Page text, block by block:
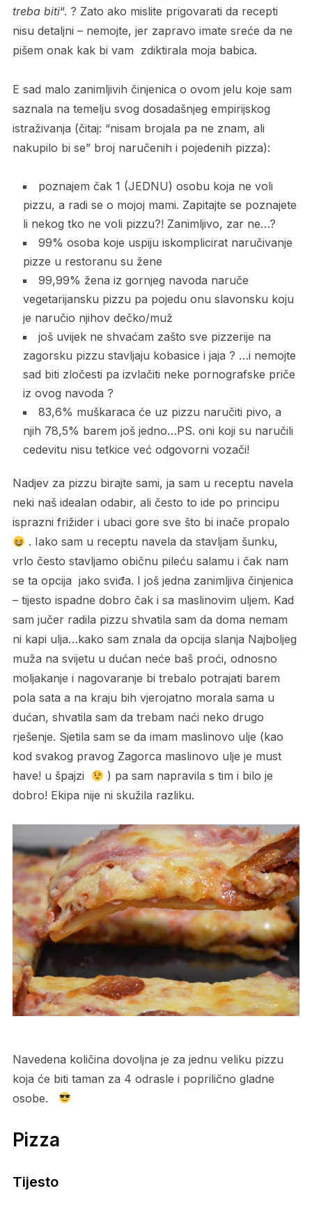
treba biti“. ? Zato ako mislite prigovarati da recepti
nisu detaljni – nemojte, jer zapravo imate sreće da ne
pišem onak kak bi vam zdiktirala moja babica.
E sad malo zanimljivih činjenica o ovom jelu koje sam
saznala na temelju svog dosadašnjeg empirijskog
istraživanja (čitaj: “nisam brojala pa ne znam, ali
nakupilo bi se” broj naručenih i pojedenih pizza):
poznajem čak 1 (JEDNU) osobu koja ne voli
pizzu, a radi se o mojoj mami. Zapitajte se poznajete
li nekog tko ne voli pizzu?! Zanimljivo, zar ne…?
99% osoba koje uspiju iskomplicirat naručivanje
pizze u restoranu su žene
99,99% žena iz gornjeg navoda naruče
vegetarijansku pizzu pa pojedu onu slavonsku koju
je naručio njihov dečko/muž
još uvijek ne shvaćam zašto sve pizzerije na
zagorsku pizzu stavljaju kobasice i jaja ? …i nemojte
sad biti zločesti pa izvlačiti neke pornografske priče
iz ovog navoda ?
83,6% muškaraca će uz pizzu naručiti pivo, a
njih 78,5% barem još jedno…PS. oni koji su naručili
cedevitu nisu tetkice već odgovorni vozači!
Nadjev za pizzu birajte sami, ja sam u receptu navela
neki naš idealan odabir, ali često to ide po principu
isprazni frižider i ubaci gore sve što bi inače propalo
. Iako sam u receptu navela da stavljam šunku,
vrlo često stavljamo običnu pileću salamu i čak nam
se ta opcija jako sviđa. I još jedna zanimljiva činjenica
– tijesto ispadne dobro čak i sa maslinovim uljem. Kad
sam jučer radila pizzu shvatila sam da doma nemam
ni kapi ulja…kako sam znala da opcija slanja Najboljeg
muža na svijetu u dućan neće baš proći, odnosno
moljakanje i nagovaranje bi trebalo potrajati barem
pola sata a na kraju bih vjerojatno morala sama u
dućan, shvatila sam da trebam naći neko drugo
rješenje. Sjetila sam se da imam maslinovo ulje (kao
kod svakog pravog Zagorca maslinovo ulje je must
have! u špajzi
) pa sam napravila s tim i bilo je
dobro! Ekipa nije ni skužila razliku.
Navedena količina dovoljna je za jednu veliku pizzu
koja će biti taman za 4 odrasle i poprilično gladne
osobe.
Pizza
Tijesto